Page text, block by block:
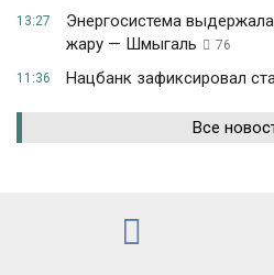
13:27
Энергосистема
жару — Шмыгаль
76
11:36 Нацбанк зафиксировал
Все